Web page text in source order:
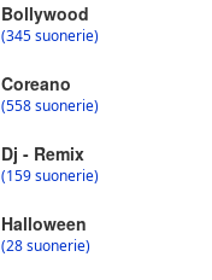
Bollywood
(345 suonerie)
Coreano
(558 suonerie)
Dj - Remix
(159 suonerie)
Halloween
(28 suonerie)